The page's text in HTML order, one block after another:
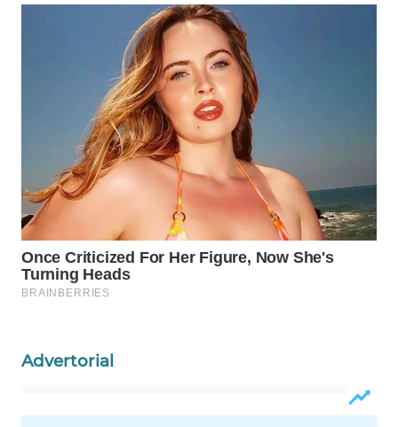
Advertorial
NATUNA
MANDALIKA
WN
LIKUPANG
WN
LABUANBAJO
Group